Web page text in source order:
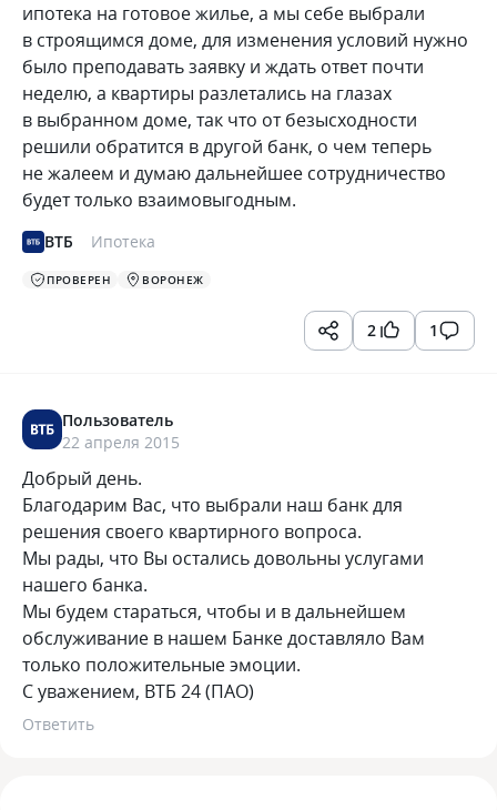
ипотека на готовое жилье, а мы себе выбрали
в строящимся доме, для изменения условий нужно
было преподавать заявку и ждать ответ почти
неделю, а квартиры разлетались на глазах
в выбранном доме, так что от безысходности
решили обратится в другой банк, о чем теперь
не жалеем и думаю дальнейшее сотрудничество
будет только взаимовыгодным.
ВТБ Ипотека
ПРОВЕРЕН ВОРОНЕЖ
2 1
Пользователь
22 апреля 2015
Добрый день.
Благодарим Вас, что выбрали наш банк для
решения своего квартирного вопроса.
Мы рады, что Вы остались довольны услугами
нашего банка.
Мы будем стараться, чтобы и в дальнейшем
обслуживание в нашем Банке доставляло Вам
только положительные эмоции.
С уважением, ВТБ 24 (ПАО)
Ответить